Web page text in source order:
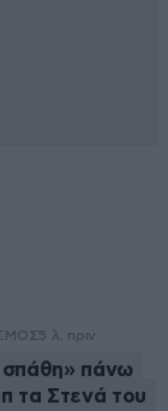
5 λ. πριν
σπάθη» πάνω
τα Στενά του